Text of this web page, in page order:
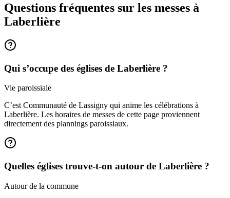
Questions fréquentes sur les messes à
Laberlière
Qui s’occupe des églises de Laberlière ?
Vie paroissiale
C’est Communauté de Lassigny qui anime les célébrations à
Laberlière. Les horaires de messes de cette page proviennent
directement des plannings paroissiaux.
Quelles églises trouve-t-on autour de Laberlière ?
Autour de la commune